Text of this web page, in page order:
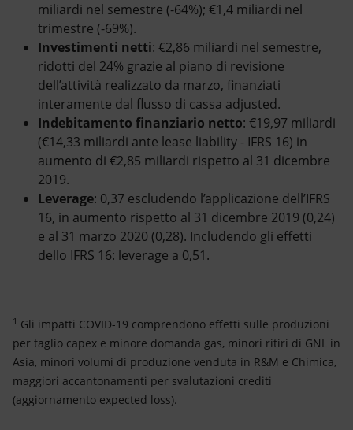
miliardi nel semestre (-64%); €1,4 miliardi nel
trimestre (-69%).
Investimenti netti: €2,86 miliardi nel semestre,
ridotti del 24% grazie al piano di revisione
dell’attività realizzato da marzo, finanziati
interamente dal flusso di cassa adjusted.
Indebitamento finanziario netto: €19,97 miliardi
(€14,33 miliardi ante lease liability - IFRS 16) in
aumento di €2,85 miliardi rispetto al 31 dicembre
2019.
Leverage: 0,37 escludendo l’applicazione dell’IFRS
16, in aumento rispetto al 31 dicembre 2019 (0,24)
e al 31 marzo 2020 (0,28). Includendo gli effetti
dello IFRS 16: leverage a 0,51.
1 Gli impatti COVID-19 comprendono effetti sulle produzioni
per taglio capex e minore domanda gas, minori ritiri di GNL in
Asia, minori volumi di produzione venduta in R&M e Chimica,
maggiori accantonamenti per svalutazioni crediti
(aggiornamento expected loss).